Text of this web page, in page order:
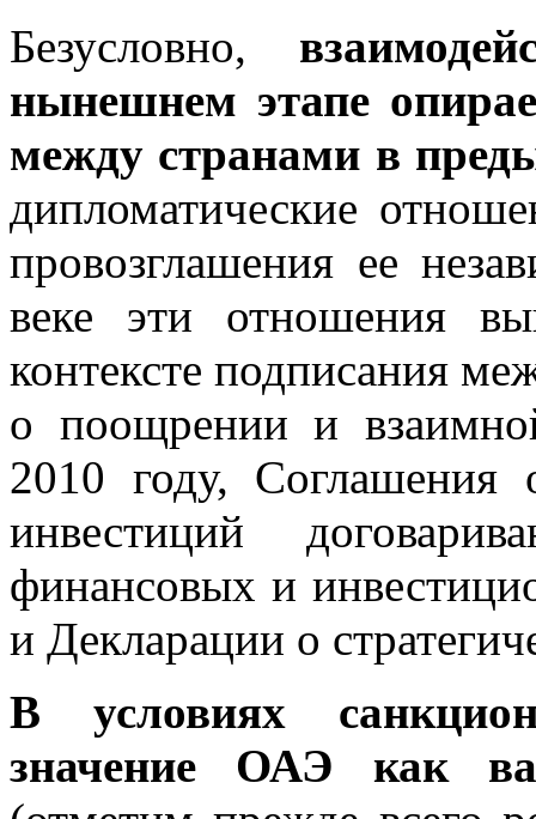
Безусловно,
нынешнем этапе
между странами в
дипломатические
провозглашения ее
веке эти отношения
контексте подписания
о поощрении и
2010 году, Соглашения
инвестиций
финансовых и
и Декларации о
В условиях
значение ОАЭ как